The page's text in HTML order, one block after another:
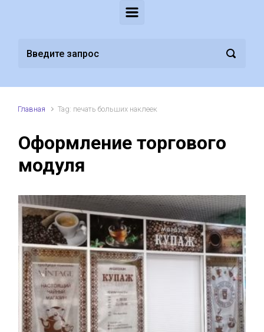
Главная Tag: печать больших наклеек
Оформление торгового
модуля